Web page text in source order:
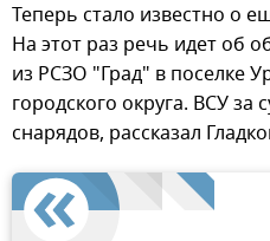
Теперь стало известно о
На этот раз речь идет об
из РСЗО "Град" в поселке
городского округа. ВСУ за
снарядов, рассказал